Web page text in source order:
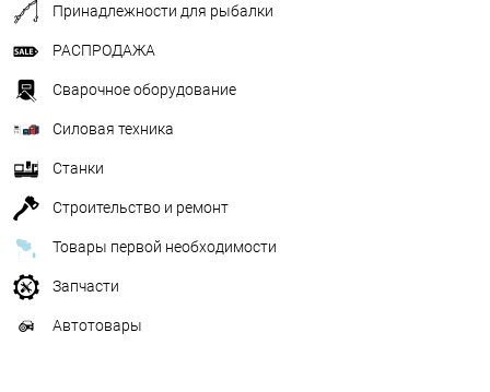
Принадлежности для рыбалки
РАСПРОДАЖА
Сварочное оборудование
Силовая техника
Станки
Строительство и ремонт
Товары первой необходимости
Запчасти
Автотовары